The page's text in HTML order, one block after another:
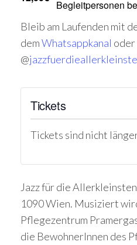
Begleitpersonen
Bleib am Laufenden mit
demWhatsappkanal oder
@
Tickets
Tickets sind nicht
Jazz für die
1090 Wien. Musiziert
Pflegezentrum
die BewohnerInnen des